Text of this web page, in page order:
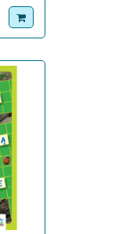
dodaj do koszyka